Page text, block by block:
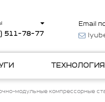
511-78-77
Email
ТЕХНОЛОГИЯ
модульные компрессорные